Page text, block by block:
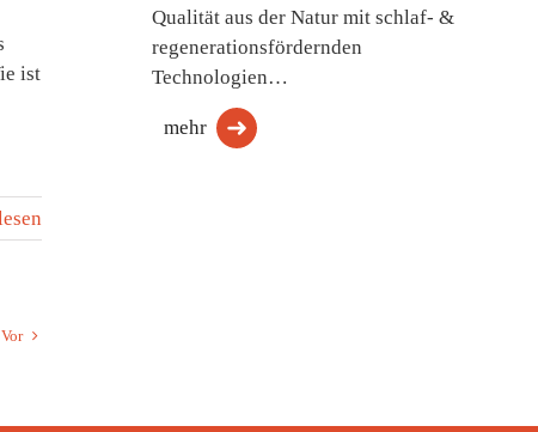
ist
Vor
Qualität aus der Natur mit schlaf- &
regenerationsfördernden
Technologien…
mehr